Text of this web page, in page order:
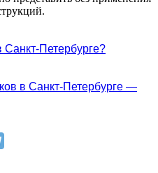
Санкт-Петербурге?
в Санкт-Петербурге —